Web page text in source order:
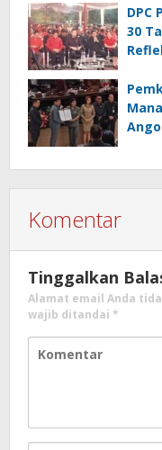
DPC
30
Komentar
Tinggalkan
Alamat email Anda
wajib ditandai *